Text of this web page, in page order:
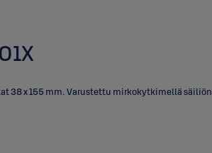
38 x 155 mm. Varustettu mirkokytkimellä säiliön